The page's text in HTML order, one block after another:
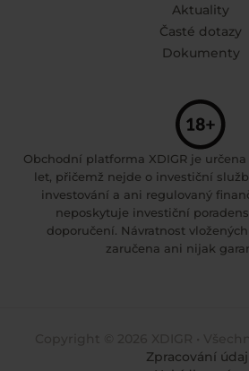
Aktuality
Časté dotazy
Dokumenty
Obchodní platforma XDIGR je
let, přičemž nejde o investiční
investování a ani regulovaný
neposkytuje investiční
doporučení. Návratnost
zaručena ani nijak
Zpracování